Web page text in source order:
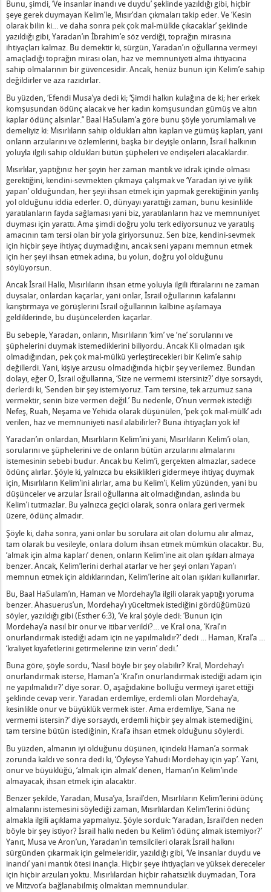
Olmayan Merhamet Arasındaki Fark
Kapılar Arasındaki Fark Nedir?
Nedir?
Kullanmalıdır?
Ne Yapmalıdır?
Nedir?
Anlamı Nedir?
Dört Soru Sorulur?
Çocuk Doğurur" Ne Anlama Gelir?
İçi Konuşması Gibi Olmamalıdır?
bir Ruh Arasındaki Temel Fark
Nedir?
İçinde Olması Ne Anlama Gelir?
Ediyordu
ile Tüm Kötülüklerin Kefaretinin Ödenmesi Ne Anlama
Nedir?
ve Birey Arasındaki Fark Nedir?
Olması Ne Demektir?
Hizmet Etmeyenden Nasıl Ayırabiliriz?
Nedeni
Kutsama Yoktur’ Ne Demektir?
Kral Tarlasında Ayakta Durur Ne Demektir?
Çizgi’ Denir? - 2
Üzerinedir
Temel Eksiklik Nedir?
Seçti
Kadar
Denir?
Makalesinin Açıklaması
Bağlantı
Çalışması Arasındaki Fark
Nedir? - 1
Edilenler ve Gizlenenler Nelerdir?
Nedir?
Hediye Nedir?
Barış Hiç Anlaşmazlık Olmamasından Çok Daha Önemlidir
Nedir?
ve Çıkarmamak Nedir?
-1
Dair
Bunu, şimdi, ‘Ve insanlar inandı ve duydu’ şeklinde yazıldığı gibi, hiçbir
şeye gerek duymayan Kelim’le, Mısır’dan çıkmaları takip eder. Ve ‘Kesin
olarak bilin ki… ve daha sonra pek çok mal-mülkle çıkacaklar’ şeklinde
yazıldığı gibi, Yaradan’ın İbrahim’e söz verdiği, toprağın mirasına
ihtiyaçları kalmaz. Bu demektir ki, sürgün, Yaradan’ın oğullarına vermeyi
amaçladığı toprağın mirası olan, haz ve memnuniyeti alma ihtiyacına
sahip olmalarının bir güvencesidir. Ancak, henüz bunun için Kelim’e sahip
değildirler ve aza razıdırlar.
Bu yüzden, ‘Efendi Musa’ya dedi ki; ‘Şimdi halkın kulağına de ki; her erkek
komşusundan ödünç alacak ve her kadın komşusundan gümüş ve altın
kaplar ödünç alsınlar.’’ Baal HaSulam’a göre bunu şöyle yorumlamalı ve
demeliyiz ki: Mısırlıların sahip oldukları altın kapları ve gümüş kapları, yani
onların arzularını ve özlemlerini, başka bir deyişle onların, İsrail halkının
yoluyla ilgili sahip oldukları bütün şüpheleri ve endişeleri alacaklardır.
Mısırlılar, yaptığınız her şeyin her zaman mantık ve idrak içinde olması
gerektiğini, kendini-sevmekten çıkmaya çalışmak ve ‘Yaradan iyi ve iyilik
yapan’ olduğundan, her şeyi ihsan etmek için yapmak gerektiğinin yanlış
yol olduğunu iddia ederler. O, dünyayı yarattığı zaman, bunu kesinlikle
yaratılanların fayda sağlaması yani biz, yaratılanların haz ve memnuniyet
duyması için yarattı. Ama şimdi doğru yolu terk ediyorsunuz ve yaratılış
amacının tam tersi olan bir yola giriyorsunuz. Sen bize, kendini-sevmek
için hiçbir şeye ihtiyaç duymadığını, ancak seni yapanı memnun etmek
için her şeyi ihsan etmek adına, bu yolun, doğru yol olduğunu
söylüyorsun.
Ancak İsrail Halkı, Mısırlıların ihsan etme yoluyla ilgili iftiralarını ne zaman
duysalar, onlardan kaçarlar, yani onlar, İsrail oğullarının kafalarını
karıştırmaya ve görüşlerini İsrail oğullarının kalbine aşılamaya
geldiklerinde, bu düşüncelerden kaçarlar.
Bu sebeple, Yaradan, onların, Mısırlıların ‘kim’ ve ‘ne’ sorularını ve
şüphelerini duymak istemediklerini biliyordu. Ancak Kli olmadan ışık
olmadığından, pek çok mal-mülkü yerleştirecekleri bir Kelim’e sahip
değillerdi. Yani, kişiye arzusu olmadığında hiçbir şey verilemez. Bundan
dolayı, eğer O, İsrail oğullarına, ‘Size ne vermemi istersiniz?’ diye sorsaydı,
derlerdi ki, ‘Senden bir şey istemiyoruz. Tam tersine, tek arzumuz sana
vermektir, senin bize vermen değil.’ Bu nedenle, O’nun vermek istediği
Nefeş, Ruah, Neşama ve Yehida olarak düşünülen, ‘pek çok mal-mülk’ adı
verilen, haz ve memnuniyeti nasıl alabilirler? Buna ihtiyaçları yok ki!
Yaradan’ın onlardan, Mısırlıların Kelim’ini yani, Mısırlıların Kelim’i olan,
sorularını ve şüphelerini ve de onların bütün arzularını almalarını
istemesinin sebebi budur. Ancak bu Kelim’i, gerçekten almazlar, sadece
ödünç alırlar. Şöyle ki, yalnızca bu eksiklikleri gidermeye ihtiyaç duymak
için, Mısırlıların Kelim’ini alırlar, ama bu Kelim’i, Kelim yüzünden, yani bu
düşünceler ve arzular İsrail oğullarına ait olmadığından, aslında bu
Kelim’i tutmazlar. Bu yalnızca geçici olarak, sonra onlara geri vermek
üzere, ödünç almadır.
Şöyle ki, daha sonra, yani onlar bu sorulara ait olan dolumu alır almaz,
tam olarak bu vesileyle, onlara dolum ihsan etmek mümkün olacaktır. Bu,
‘almak için alma kapları’ denen, onların Kelim’ine ait olan ışıkları almaya
benzer. Ancak, Kelim’lerini derhal atarlar ve her şeyi onları Yapan’ı
memnun etmek için aldıklarından, Kelim’lerine ait olan ışıkları kullanırlar.
Bu, Baal HaSulam’ın, Haman ve Mordehay’la ilgili olarak yaptığı yoruma
benzer. Ahasuerus’un, Mordehay’ı yüceltmek istediğini gördüğümüzü
söyler, yazıldığı gibi (Esther 6:3), ‘Ve kral şöyle dedi: ‘Bunun için
Mordehay’a nasıl bir onur ve itibar verildi?… ve Kral ona, ‘Kral’ın
onurlandırmak istediği adam için ne yapılmalıdır?’ dedi … Haman, Kral’a …
‘kraliyet kıyafetlerini getirmelerine izin verin’ dedi.’
Buna göre, şöyle sordu, ‘Nasıl böyle bir şey olabilir? Kral, Mordehay’ı
onurlandırmak isterse, Haman’a ‘Kral’ın onurlandırmak istediği adam için
ne yapılmalıdır?’ diye sorar. O, aşağıdakine bolluğu vermeyi işaret ettiği
şeklinde cevap verir. Yaradan erdemliye, erdemli olan Mordehay’a,
kesinlikle onur ve büyüklük vermek ister. Ama erdemliye, ‘Sana ne
vermemi istersin?’ diye sorsaydı, erdemli hiçbir şey almak istemediğini,
tam tersine bütün istediğinin, Kral’a ihsan etmek olduğunu söylerdi.
Bu yüzden, almanın iyi olduğunu düşünen, içindeki Haman’a sormak
zorunda kaldı ve sonra dedi ki, ‘Öyleyse Yahudi Mordehay için yap’. Yani,
onur ve büyüklüğü, ‘almak için almak’ denen, Haman’ın Kelim’inde
almayacak, ihsan etmek için alacaktır.
Benzer şekilde, Yaradan, Musa’ya, İsrail’den, Mısırlıların Kelim’lerini ödünç
almalarını istemesini söylediği zaman, Mısırlılardan Kelim’lerini ödünç
almakla ilgili açıklama yapmalıyız. Şöyle sorduk: ‘Yaradan, İsrail’den neden
böyle bir şey istiyor? İsrail halkı neden bu Kelim’i ödünç almak istemiyor?’
Yanıt, Musa ve Aron’un, Yaradan’ın temsilcileri olarak İsrail halkını
sürgünden çıkarmak için gelmeleridir, yazıldığı gibi, ‘Ve insanlar duydu ve
inandı’ yani mantık ötesi inançla. Hiçbir şeye ihtiyaçları ve yüksek dereceler
için hiçbir arzuları yoktu. Mısırlılardan hiçbir rahatsızlık duymadan, Tora
ve Mitzvot’a bağlanabilmiş olmaktan memnundular.